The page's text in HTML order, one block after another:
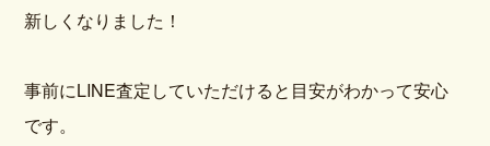
新しくなりました！
事前にLINE査定していただけると目安がわかって安心
です。